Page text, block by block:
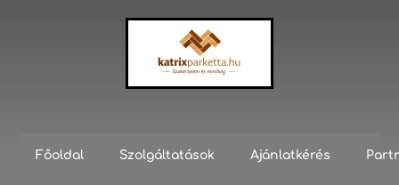
Főoldal Szolgáltatások Ajánlatkérés